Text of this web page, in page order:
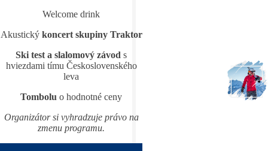
Welcome drink
Akustický koncert skupiny Traktor
Ski test a slalomový závod s
hviezdami tímu Československého
leva
Tombolu o hodnotné ceny
Organizátor si vyhradzuje právo na
zmenu programu.